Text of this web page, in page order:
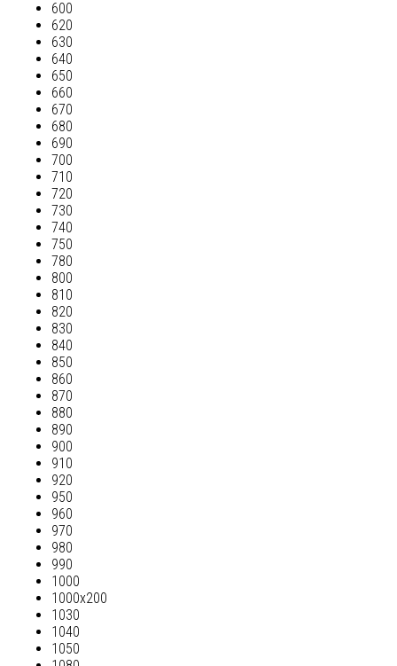
600
620
630
640
650
660
670
680
690
700
710
720
730
740
750
780
800
810
820
830
840
850
860
870
880
890
900
910
920
950
960
970
980
990
1000
1000х200
1030
1040
1050